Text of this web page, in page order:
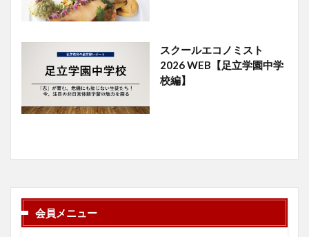
スクールエコノミスト
2026 WEB【足立学園中学
校編】
会員メニュー